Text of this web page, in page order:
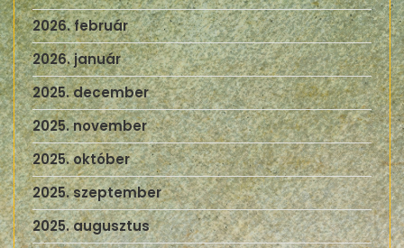
2026. február
2026. január
2025. december
2025. november
2025. október
2025. szeptember
2025. augusztus